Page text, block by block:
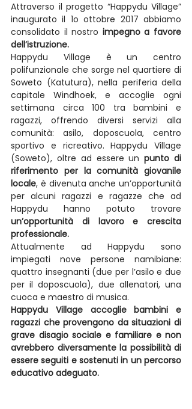
Attraverso il progetto “Happydu Village”
inaugurato il 1o ottobre 2017 abbiamo
consolidato il nostro impegno a favore
dell’istruzione.
Happydu Village è un centro
polifunzionale che sorge nel quartiere di
Soweto (Katutura), nella periferia della
capitale Windhoek, e accoglie ogni
settimana circa 100 tra bambini e
ragazzi, offrendo diversi servizi alla
comunità: asilo, doposcuola, centro
sportivo e ricreativo. Happydu Village
(Soweto), oltre ad essere un punto di
riferimento per la comunità giovanile
locale, è divenuta anche un’opportunità
per alcuni ragazzi e ragazze che ad
un’opportunità di lavoro e crescita
professionale.
Attualmente ad Happydu sono
impiegati nove persone namibiane:
quattro insegnanti (due per l’asilo e due
per il doposcuola), due allenatori, una
cuoca e maestro di musica.
Happydu Village accoglie bambini e
ragazzi che provengono da situazioni di
grave disagio sociale e familiare e non
avrebbero diversamente la possibilità di
essere seguiti e sostenuti in un percorso
educativo adeguato.